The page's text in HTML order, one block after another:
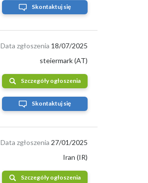
Skontaktuj się
18/07/2025
Data zgłoszenia
steiermark (AT)
Szczegóły ogłoszenia
Skontaktuj się
27/01/2025
Data zgłoszenia
Iran (IR)
Szczegóły ogłoszenia